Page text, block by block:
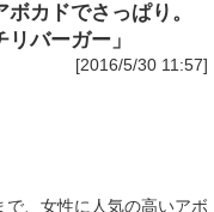
カドでさっぱり。
バーガー」
[2016/5/30 11:57]
、女性に人気の高いアボ